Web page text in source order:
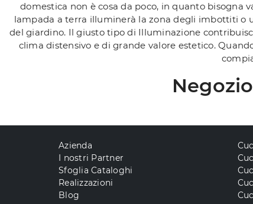
domestica non è cosa da poco, in quanto bisogna
lampada a terra illuminerà la zona degli imbottiti o
del giardino. Il giusto tipo di Illuminazione
clima distensivo e di grande valore estetico.
Azienda
I nostri Partner
Sfoglia Cataloghi
Realizzazioni
Blog